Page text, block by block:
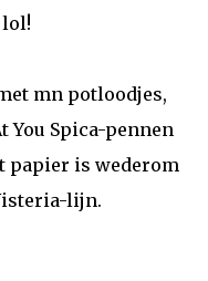
lol!
mn potloodjes,
You Spica-pennen
papier is wederom
lijn.